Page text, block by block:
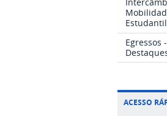
Estudantil
Egressos -
ACESSO